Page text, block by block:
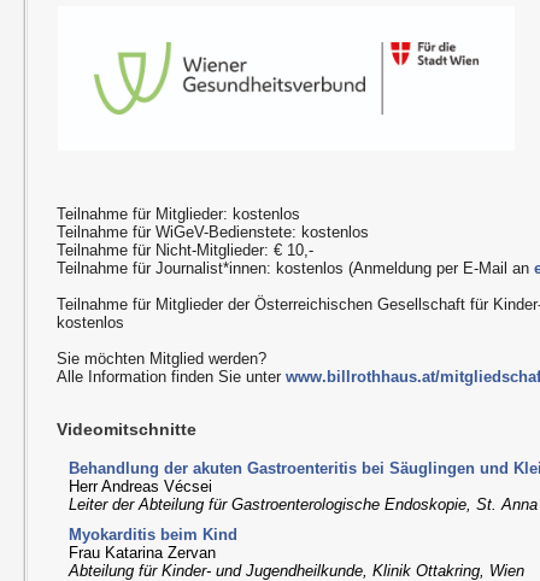
Teilnahme für Mitglieder: kostenlos
Teilnahme für WiGeV-Bedienstete: kostenlos
Teilnahme für Nicht-Mitglieder: € 10,-
Teilnahme für Journalist*innen: kostenlos (Anmeldung per E-Mail an
Teilnahme für Mitglieder der Österreichischen Gesellschaft für
kostenlos
Sie möchten Mitglied werden?
Alle Information finden Sie unterwww.billrothhaus.at/
Videomitschnitte
Behandlung der akuten Gastroenteritis bei Säuglingen und
Herr Andreas Vécsei
Leiter der Abteilung für Gastroenterologische Endoskopie, St.
Myokarditis beim Kind
Frau Katarina Zervan
Abteilung für Kinder- und Jugendheilkunde, Klinik Ottakring, Wien